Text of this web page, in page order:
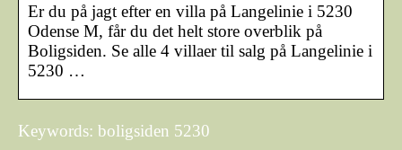
Er du på jagt efter en villa på Langelinie i 5230
Odense M, får du det helt store overblik på
Boligsiden. Se alle 4 villaer til salg på Langelinie i
5230 …
Keywords: boligsiden 5230